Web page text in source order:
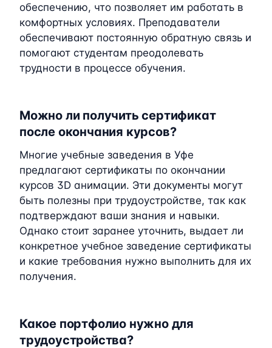
обеспечению, что позволяет им работать в
комфортных условиях. Преподаватели
обеспечивают постоянную обратную связь и
помогают студентам преодолевать
трудности в процессе обучения.
Можно ли получить сертификат
после окончания курсов?
Многие учебные заведения в Уфе
предлагают сертификаты по окончании
курсов 3D анимации. Эти документы могут
быть полезны при трудоустройстве, так как
подтверждают ваши знания и навыки.
Однако стоит заранее уточнить, выдает ли
конкретное учебное заведение сертификаты
и какие требования нужно выполнить для их
получения.
Какое портфолио нужно для
трудоустройства?